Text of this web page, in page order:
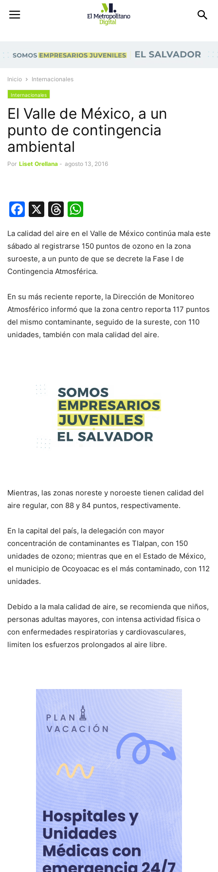
Inicio Internacionales
Internacionales
El Valle de México, a un
punto de contingencia
ambiental
Por Liset Orellana - agosto 13, 2016
Facebook
X Threads
La calidad del aire en el Valle de México continúa mala este
sábado al registrarse 150 puntos de ozono en la zona
suroeste, a un punto de que se decrete la Fase I de
Contingencia Atmosférica.
En su más reciente reporte, la Dirección de Monitoreo
Atmosférico informó que la zona centro reporta 117 puntos
del mismo contaminante, seguido de la sureste, con 110
unidades, también con mala calidad del aire.
Mientras, las zonas noreste y noroeste tienen calidad del
aire regular, con 88 y 84 puntos, respectivamente.
En la capital del país, la delegación con mayor
concentración de contaminantes es Tlalpan, con 150
unidades de ozono; mientras que en el Estado de México,
el municipio de Ocoyoacac es el más contaminado, con 112
unidades.
Debido a la mala calidad de aire, se recomienda que niños,
personas adultas mayores, con intensa actividad física o
con enfermedades respiratorias y cardiovasculares,
limiten los esfuerzos prolongados al aire libre.